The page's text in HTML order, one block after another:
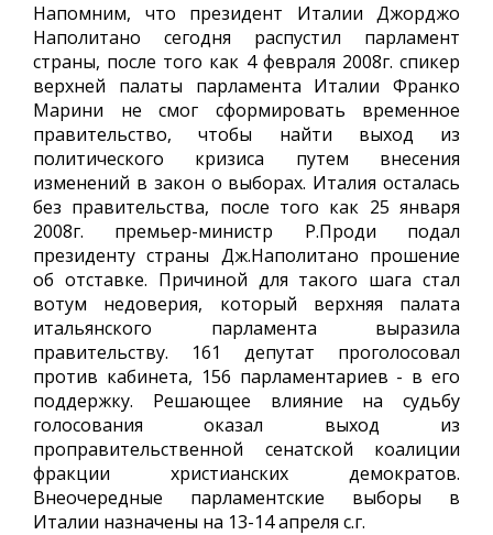
Напомним, что президент Италии Джорджо
Наполитано сегодня распустил парламент
страны, после того как 4 февраля 2008г. спикер
верхней палаты парламента Италии Франко
Марини не смог сформировать временное
правительство, чтобы найти выход из
политического кризиса путем внесения
изменений в закон о выборах. Италия осталась
без правительства, после того как 25 января
2008г. премьер-министр Р.Проди подал
президенту страны Дж.Наполитано прошение
об отставке. Причиной для такого шага стал
вотум недоверия, который верхняя палата
итальянского парламента выразила
правительству. 161 депутат проголосовал
против кабинета, 156 парламентариев - в его
поддержку. Решающее влияние на судьбу
голосования оказал выход из
проправительственной сенатской коалиции
фракции христианских демократов.
Внеочередные парламентские выборы в
Италии назначены на 13-14 апреля с.г.